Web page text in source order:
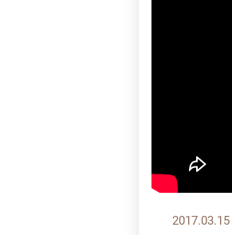
2017.03.15